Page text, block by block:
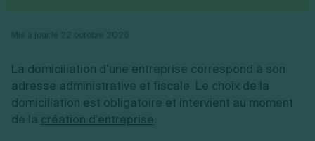
Transport
Autres
Ressources
Gérer son entreprise
Gestion comptable
Approbation des comptes
Conseil/finance
Vente en ligne
Services aux entreprises
Construction/travaux
Fiches SCI
Fiches auto-entrepreneur
Fiches association
Toutes les fiches sur la création
Autres démarches
La domiciliation d’une entreprise correspond à son
adresse administrative et fiscale. Le choix de la
domiciliation est obligatoire et intervient au moment
de la création d'entreprise.